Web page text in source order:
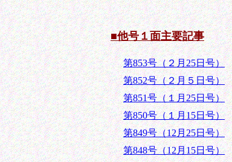
■他号１面主要記事
第853号（２月25日号）
第852号（２月５日号）
第851号（１月25日号）
第850号（１月15日号）
第849号（12月25日号）
第848号（12月15日号）